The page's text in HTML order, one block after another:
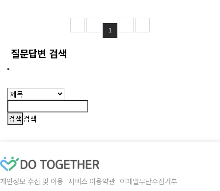
1
질문답변 검색
검색
개인정보 수집 및 이용 서비스 이용약관 이메일무단수집거부